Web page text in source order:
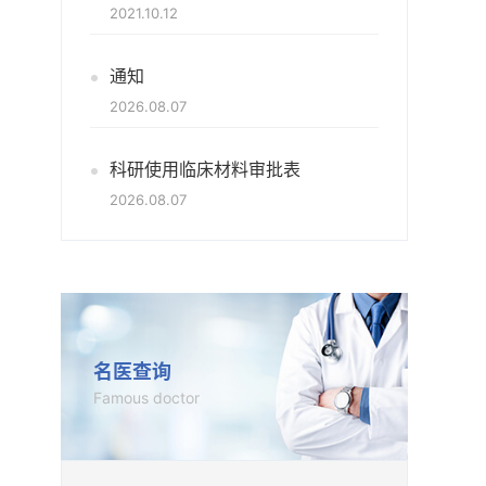
2021.10.12
通知
2026.08.07
科研使用临床材料审批表
2026.08.07
名医查询
Famous doctor